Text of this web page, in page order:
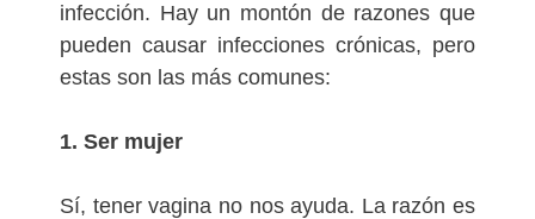
infección. Hay un montón de razones que
pueden causar infecciones crónicas, pero
estas son las más comunes:
1. Ser mujer
Sí, tener vagina no nos ayuda. La razón es